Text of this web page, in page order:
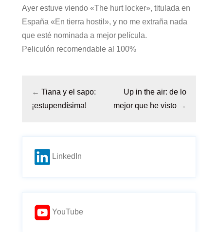
Ayer estuve viendo «The hurt locker», titulada en
España «En tierra hostil», y no me extraña nada
que esté nominada a mejor película.
Peliculón recomendable al 100%
← Tiana y el sapo:
¡estupendísima!
Up in the air: de lo
mejor que he visto →
LinkedIn
YouTube